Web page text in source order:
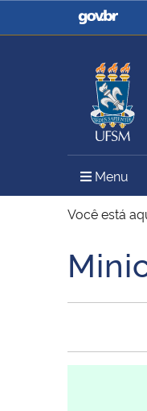
Casa Civil
Ministério da
Pecuária e
Ministério do
Secretaria de
Menu
Você está
Início do